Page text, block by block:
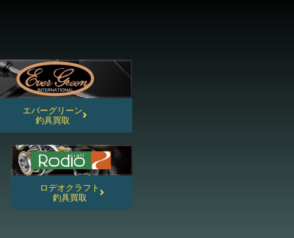
エバーグリーン
釣具買取
ロデオクラフト
釣具買取